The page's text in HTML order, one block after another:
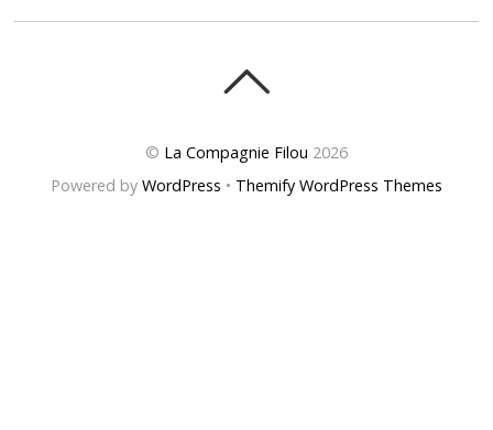
© La Compagnie Filou 2026
Powered by WordPress • Themify WordPress Themes